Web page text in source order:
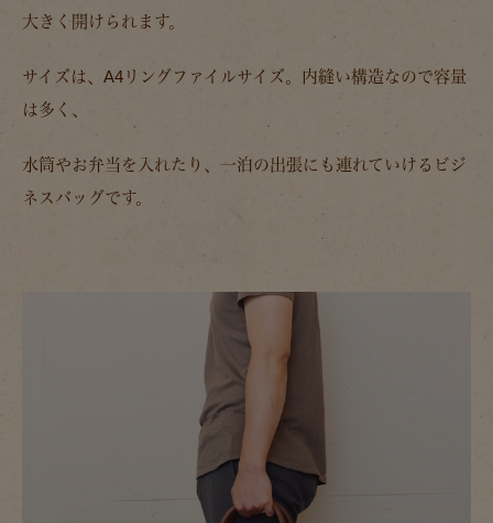
大きく開けられます。
サイズは、A4リングファイルサイズ。内縫い構造なので容量
は多く、
水筒やお弁当を入れたり、一泊の出張にも連れていけるビジ
ネスバッグです。